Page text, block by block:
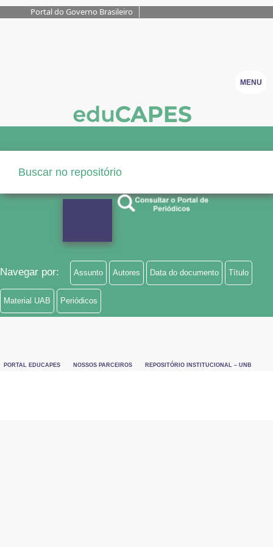
Portal do Governo Brasileiro
MENU
Navegar por: Assunto Autores Data do documento Título
Material UAB Periódicos
PORTAL EDUCAPES NOSSOS PARCEIROS REPOSITÓRIO INSTITUCIONAL – UNB